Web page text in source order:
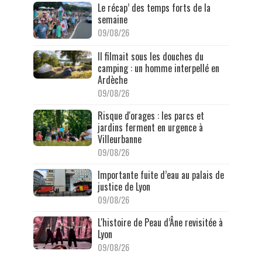
Le récap’ des temps forts de la
semaine
09/08/26
Il filmait sous les douches du
camping : un homme interpellé en
Ardèche
09/08/26
Risque d'orages : les parcs et
jardins ferment en urgence à
Villeurbanne
09/08/26
Importante fuite d’eau au palais de
justice de Lyon
09/08/26
L'histoire de Peau d’Âne revisitée à
Lyon
09/08/26